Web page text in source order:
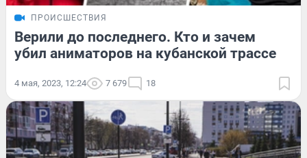
ПРОИСШЕСТВИЯ
Верили до последнего. Кто и зачем
убил аниматоров на кубанской трассе
4 мая, 2023, 12:24 7 679 18